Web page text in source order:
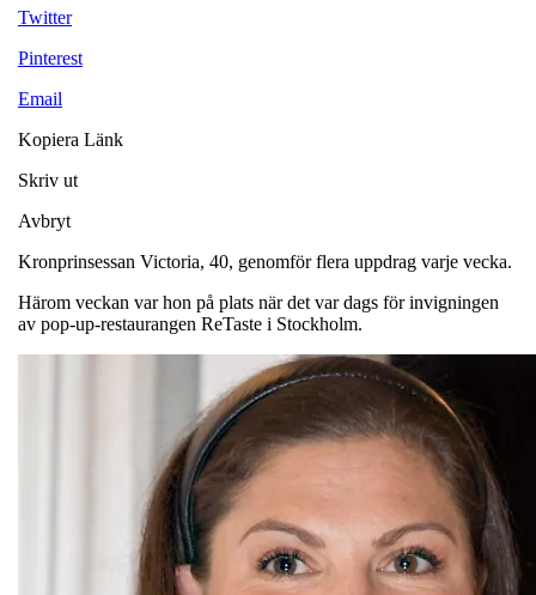
Twitter
Pinterest
Email
Kopiera Länk
Skriv ut
Avbryt
Kronprinsessan Victoria, 40, genomför flera uppdrag varje vecka.
Härom veckan var hon på plats när det var dags för invigningen
av pop-up-restaurangen ReTaste i Stockholm.